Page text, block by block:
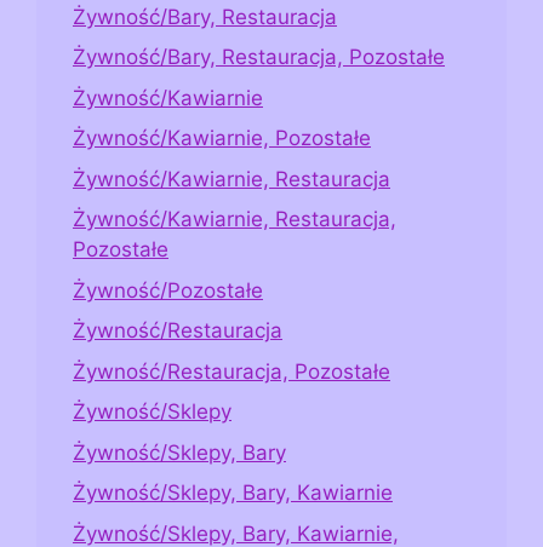
Żywność/Bary, Restauracja
Żywność/Bary, Restauracja, Pozostałe
Żywność/Kawiarnie
Żywność/Kawiarnie, Pozostałe
Żywność/Kawiarnie, Restauracja
Żywność/Kawiarnie, Restauracja,
Pozostałe
Żywność/Pozostałe
Żywność/Restauracja
Żywność/Restauracja, Pozostałe
Żywność/Sklepy
Żywność/Sklepy, Bary
Żywność/Sklepy, Bary, Kawiarnie
Żywność/Sklepy, Bary, Kawiarnie,